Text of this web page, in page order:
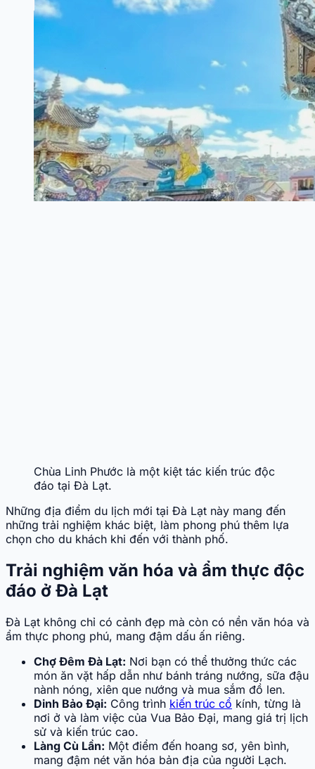
Chùa Linh Phước là một kiệt tác kiến trúc độc
đáo tại Đà Lạt.
Những địa điểm du lịch mới tại Đà Lạt này mang đến
những trải nghiệm khác biệt, làm phong phú thêm lựa
chọn cho du khách khi đến với thành phố.
Trải nghiệm văn hóa và ẩm thực độc
đáo ở Đà Lạt
Đà Lạt không chỉ có cảnh đẹp mà còn có nền văn hóa và
ẩm thực phong phú, mang đậm dấu ấn riêng.
Chợ Đêm Đà Lạt: Nơi bạn có thể thưởng thức các
món ăn vặt hấp dẫn như bánh tráng nướng, sữa đậu
nành nóng, xiên que nướng và mua sắm đồ len.
Dinh Bảo Đại: Công trình kiến trúc cổ kính, từng là
nơi ở và làm việc của Vua Bảo Đại, mang giá trị lịch
sử và kiến trúc cao.
Làng Cù Lần: Một điểm đến hoang sơ, yên bình,
mang đậm nét văn hóa bản địa của người Lạch.